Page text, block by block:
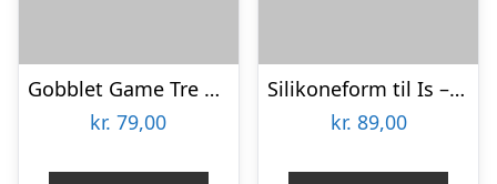
Gobblet Game Tre på Række-spil
kr. 79,00
Silikoneform til Is – Poter
kr. 89,00